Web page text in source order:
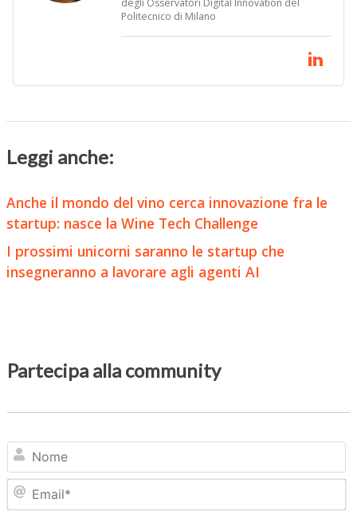
degli Osservatori Digital Innovation del
Politecnico di Milano
Leggi anche:
Anche il mondo del vino cerca innovazione fra le
startup: nasce la Wine Tech Challenge
I prossimi unicorni saranno le startup che
insegneranno a lavorare agli agenti AI
Partecipa alla community